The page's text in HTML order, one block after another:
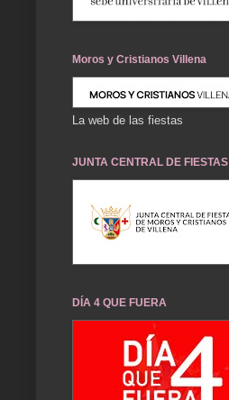
Moros y Cristianos Villena
La web de las fiestas
JUNTA CENTRAL DE FIESTAS
DÍA 4 QUE FUERA